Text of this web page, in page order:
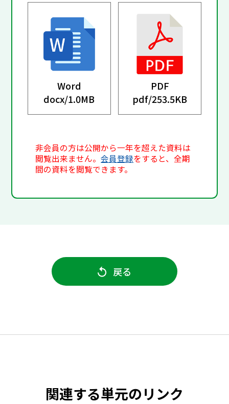
Word
docx/1.0MB
PDF
pdf/253.5KB
非会員の方は公開から一年を超えた資料は
閲覧出来ません。会員登録をすると、全期
間の資料を閲覧できます。
戻る
関連する単元のリンク